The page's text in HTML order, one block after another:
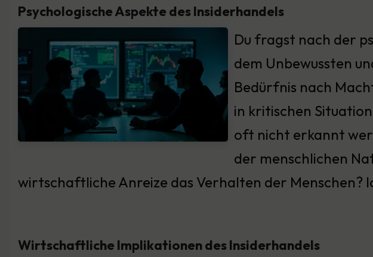
Psychologische Aspekte des Insiderhandels
Du fragst nach der
dem Unbewussten
Bedürfnis nach
in kritischen
oft nicht erkannt
der menschlichen
wirtschaftliche Anreize das Verhalten der Menschen?
Wirtschaftliche Implikationen des Insiderhandels